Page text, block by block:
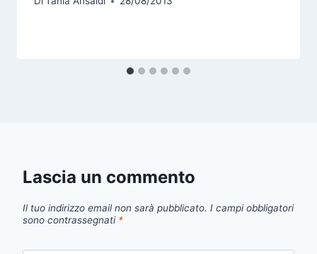
Lascia un commento
Il tuo indirizzo email non sarà pubblicato. I campi obbligatori
sono contrassegnati *